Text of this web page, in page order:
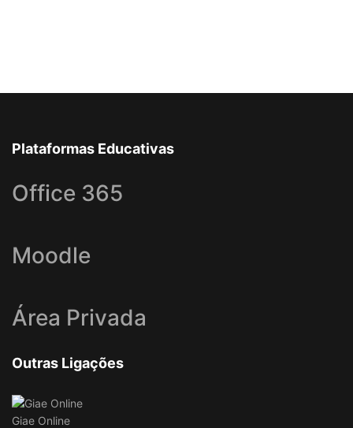
Plataformas Educativas
Office 365
Moodle
Área Privada
Outras Ligações
Giae Online